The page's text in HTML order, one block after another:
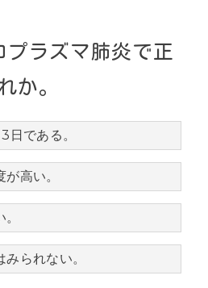
プラズマ肺炎で正
か。
である。
高い。
られない。